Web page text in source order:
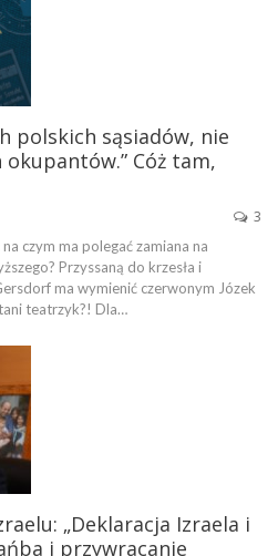
polskich sąsiadów, nie
Cóż tam,
3
czym ma polegać zamiana na
Przyssaną do krzesła i
ma wymienić czerwonym Józek
teatrzyk?! Dla…
„Deklaracja Izraela i
i przywracanie